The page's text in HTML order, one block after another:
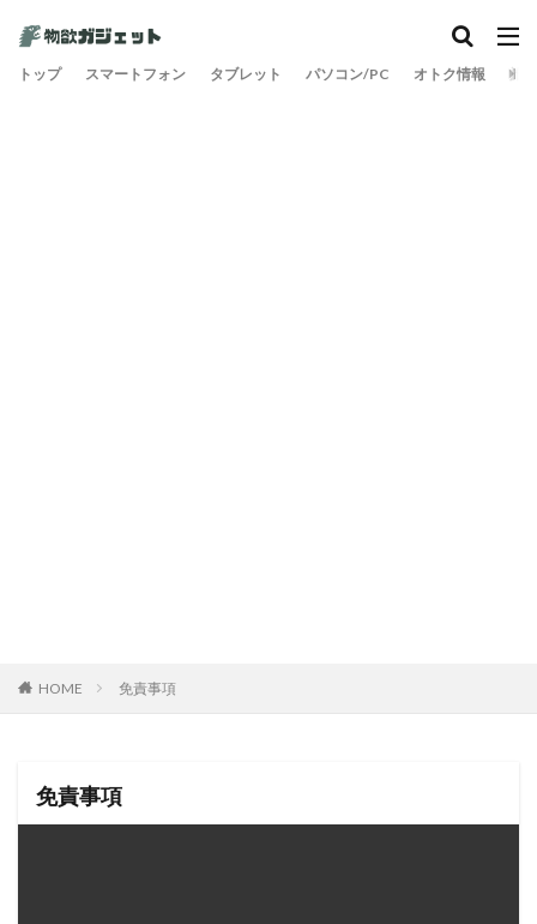
トップ スマートフォン タブレット パソコン/PC オトク情報 旅
HOME 免責事項
免責事項